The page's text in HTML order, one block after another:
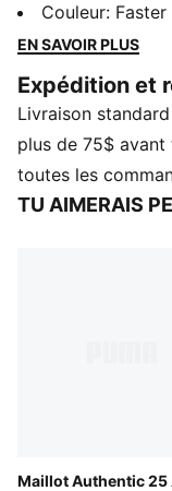
s’inspire des
performants te
soutiens ton club.
GESTION DE
dryCELL évacuent
rester au sec et à
Couleur:
EN SAVOIR PLUS
Expédition et
Livraison
plus de 75$
toutes les
TU AIMERAIS
Maillot Authentic 25